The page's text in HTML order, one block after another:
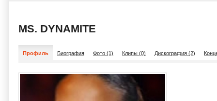
MS. DYNAMITE
Профиль Биография Фото (1) Клипы (0) Дискография (2)